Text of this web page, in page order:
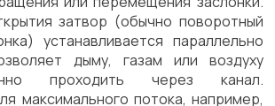
затвор (обычно поворотный
устанавливается параллельно
дыму, газам или воздуху
проходить через канал.
максимального потока, например,